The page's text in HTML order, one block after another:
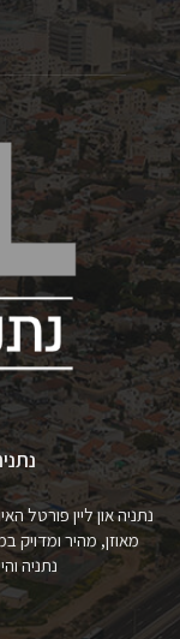
נתניה און ליין פורטל
מאוזן, מהיר ומדויק
נתניה